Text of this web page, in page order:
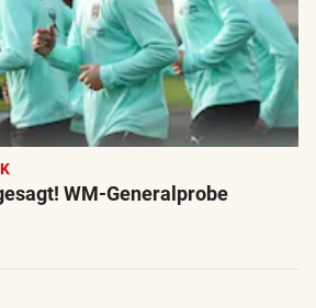
WM-Generalprobe